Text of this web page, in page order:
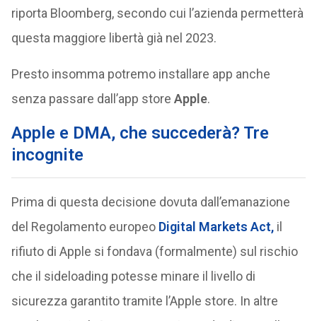
riporta Bloomberg, secondo cui l’azienda permetterà
questa maggiore libertà già nel 2023.
Presto insomma potremo installare app anche
senza passare dall’app store Apple.
Apple e DMA, che succederà? Tre
incognite
Prima di questa decisione dovuta dall’emanazione
del Regolamento europeoDigital Markets Act,il
rifiuto di Apple si fondava (formalmente) sul rischio
che il sideloading potesse minare il livello di
sicurezza garantito tramite l’Apple store. In altre